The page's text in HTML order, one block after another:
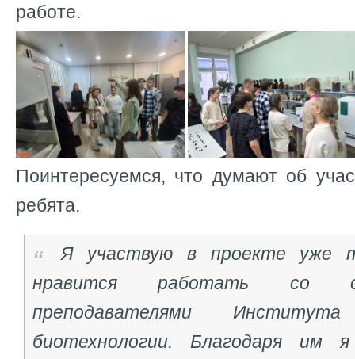
работе.
Поинтересуемся, что думают об
ребята.
Я участвую в проекте уже
нравится работать со
преподавателями
биотехнологии. Благодаря им